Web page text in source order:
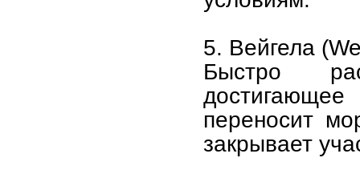
5. Вейгела
Быстро
переносит
закрывает